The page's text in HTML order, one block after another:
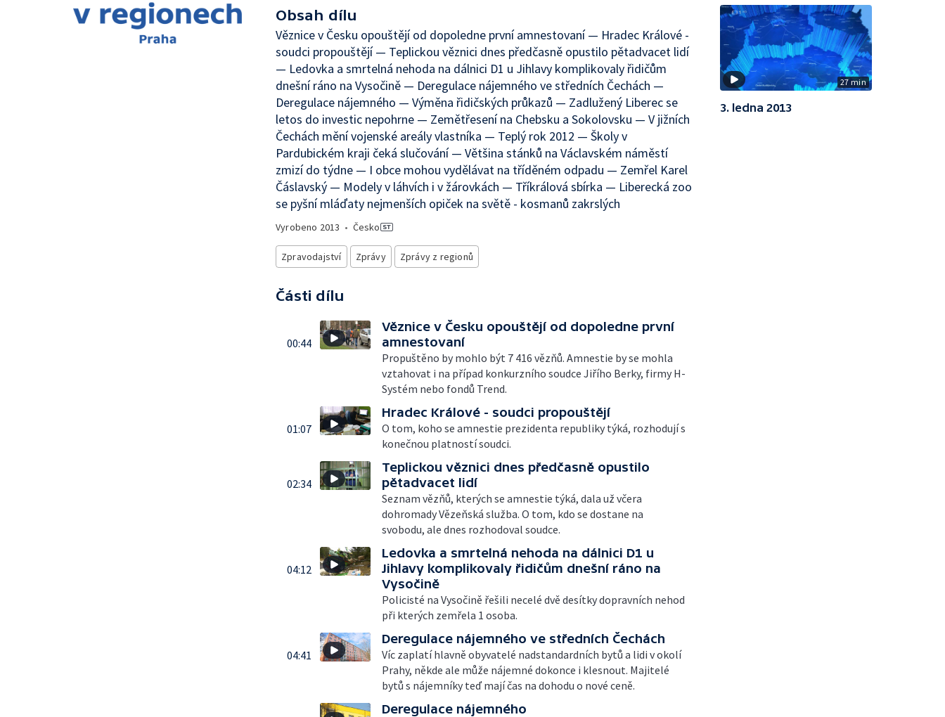
Obsah dílu
Věznice v Česku opouštějí od dopoledne první amnestovaní — Hradec Králové -
soudci propouštějí — Teplickou věznici dnes předčasně opustilo pětadvacet lidí
— Ledovka a smrtelná nehoda na dálnici D1 u Jihlavy komplikovaly řidičům
dnešní ráno na Vysočině — Deregulace nájemného ve středních Čechách —
Deregulace nájemného — Výměna řidičských průkazů — Zadlužený Liberec se
letos do investic nepohrne — Zemětřesení na Chebsku a Sokolovsku — V jižních
Čechách mění vojenské areály vlastníka — Teplý rok 2012 — Školy v
Pardubickém kraji čeká slučování — Většina stánků na Václavském náměstí
zmizí do týdne — I obce mohou vydělávat na tříděném odpadu — Zemřel Karel
Čáslavský — Modely v láhvích i v žárovkách — Tříkrálová sbírka — Liberecká zoo
se pyšní mláďaty nejmenších opiček na světě - kosmanů zakrslých
Vyrobeno 2013 • Česko
Zpravodajství Zprávy Zprávy z regionů
Části dílu
00:44
Věznice v Česku opouštějí od dopoledne první
amnestovaní
Propuštěno by mohlo být 7 416 vězňů. Amnestie by se mohla
vztahovat i na případ konkurzního soudce Jiřího Berky, firmy H-
Systém nebo fondů Trend.
01:07
Hradec Králové - soudci propouštějí
O tom, koho se amnestie prezidenta republiky týká, rozhodují s
konečnou platností soudci.
02:34
Teplickou věznici dnes předčasně opustilo
pětadvacet lidí
Seznam vězňů, kterých se amnestie týká, dala už včera
dohromady Vězeňská služba. O tom, kdo se dostane na
svobodu, ale dnes rozhodoval soudce.
04:12
Ledovka a smrtelná nehoda na dálnici D1 u
Jihlavy komplikovaly řidičům dnešní ráno na
Vysočině
Policisté na Vysočině řešili necelé dvě desítky dopravních nehod
při kterých zemřela 1 osoba.
04:41
Deregulace nájemného ve středních Čechách
Víc zaplatí hlavně obyvatelé nadstandardních bytů a lidi v okolí
Prahy, někde ale může nájemné dokonce i klesnout. Majitelé
bytů s nájemníky teď mají čas na dohodu o nové ceně.
Deregulace nájemného
27 min
3. ledna 2013